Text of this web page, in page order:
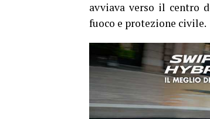
avviava verso il centro
fuoco e protezione civile.